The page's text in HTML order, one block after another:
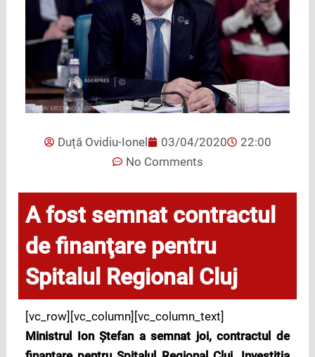
Duță Ovidiu-Ionel 03/04/2020
22:00
No Comments
A fost semnat contractul
de finanţare pentru
Spitalul Regional Cluj
[vc_row][vc_column][vc_column_text]
Ministrul Ion Ştefan a semnat joi, contractul de